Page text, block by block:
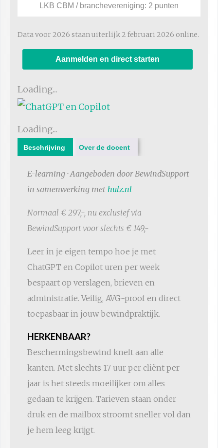
LKB CBM / branchevereniging: 2 punten
Data voor 2026 staan uiterlijk 2 februari 2026 online.
Aanmelden en direct starten
Loading...
Loading...
Beschrijving Over de docent
E-learning · Aangeboden door BewindSupport
in samenwerking met hulz.nl
Normaal € 297,-, nu exclusief via
BewindSupport voor slechts € 149,-
Leer in je eigen tempo hoe je met
ChatGPT en Copilot uren per week
bespaart op verslagen, brieven en
administratie. Veilig, AVG-proof en direct
toepasbaar in jouw bewindpraktijk.
HERKENBAAR?
Beschermingsbewind knelt aan alle
kanten. Met slechts 17 uur per cliënt per
jaar is het steeds moeilijker om alles
gedaan te krijgen. Tarieven staan onder
druk en de mailbox stroomt sneller vol dan
je hem leeg krijgt.